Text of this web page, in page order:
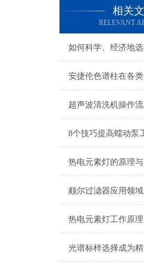
相关
RELEVANT
超声波清洗机操作
8个技巧提高蠕动泵
热电元素灯的原理
颇尔过滤器应用领
热电元素灯工作原理